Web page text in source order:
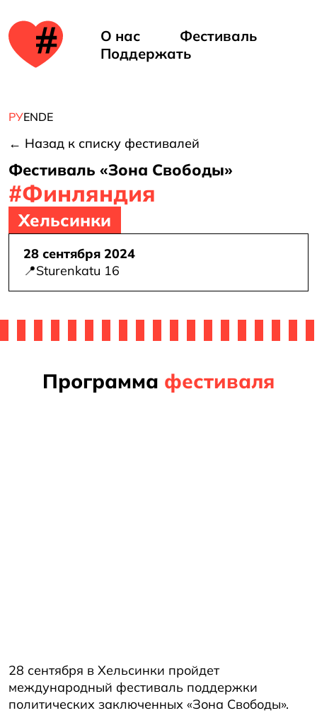
О нас
Фестиваль
Поддержать
РУENDE
← Назад к списку фестивалей
Фестиваль «Зона Свободы»
#Финляндия
Хельсинки
28 сентября 2024
📍Sturenkatu 16
Программа фестиваля
28 сентября в Хельсинки пройдет
международный фестиваль поддержки
политических заключенных «Зона Свободы».